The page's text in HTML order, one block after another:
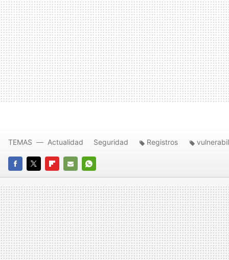
FACEBOOK
TWITTERFLIPBOARD
E-
MAIL
WHATSAPP
TEMAS Actualidad Seguridad Registros